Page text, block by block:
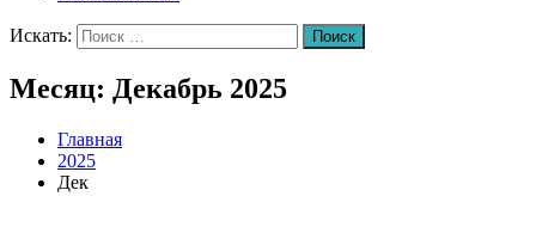
Искать: Поиск
Месяц: Декабрь 2025
Главная
2025
Дек